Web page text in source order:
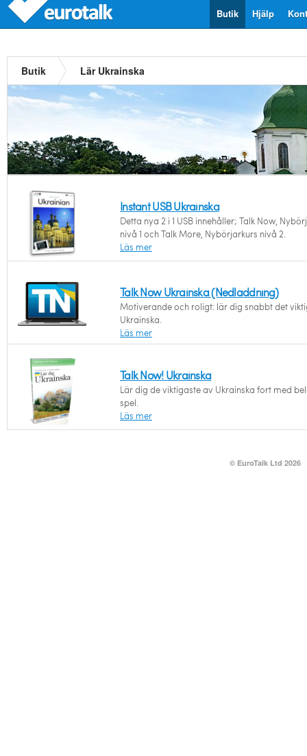
Hjälp
Butik
Butik Lär Ukrainska
Instant USB Ukrainska
Detta nya 2 i 1 USB innehåller; Talk Now,
nivå 1 och Talk More, Nybörjarkurs nivå 2.
Läs mer
Talk Now Ukrainska (Nedladdning)
Motiverande och roligt: lär dig snabbt det
Ukrainska.
Läs mer
Talk Now! Ukrainska
Lär dig de viktigaste av Ukrainska fort med
spel.
Läs mer
© EuroTalk Ltd 2026